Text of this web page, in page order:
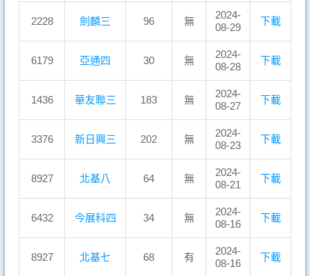
2228 劍麟三 96 無
2024-
08-29
下載
6179 亞通四 30 無
2024-
08-28
下載
1436 華友聯三 183 無
2024-
08-27
下載
3376 新日興三 202 無
2024-
08-23
下載
8927 北基八 64 無
2024-
08-21
下載
6432 今展科四 34 無
2024-
08-16
下載
8927 北基七 68 有
2024-
08-16
下載